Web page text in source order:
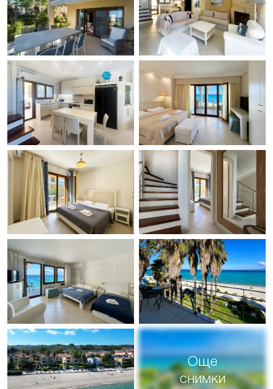
Още
снимки